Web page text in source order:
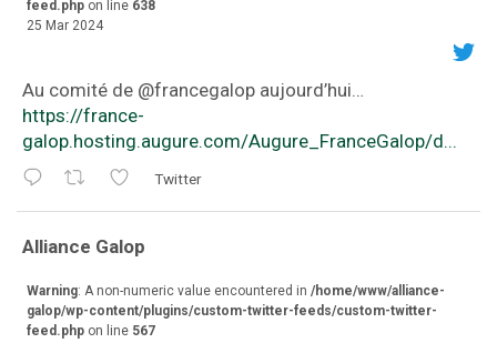
feed.php on line 638
25 Mar 2024
Au comité de ⁦@francegalop⁩ aujourd’hui…
https://france-
galop.hosting.augure.com/Augure_FranceGalop/d...
Twitter
Alliance Galop
Warning: A non-numeric value encountered in /home/www/alliance-
galop/wp-content/plugins/custom-twitter-feeds/custom-twitter-
feed.php on line 567